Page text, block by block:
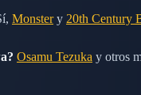
Monstery 20th Century
Osamu Tezuka y otros